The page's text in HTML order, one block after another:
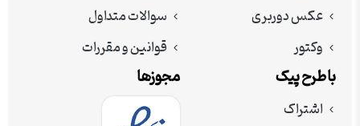
عکس دوربری
وکتور
سوالات متداول
قوانین و مقررات
با طرح پیک
اشتراک
مجوزها